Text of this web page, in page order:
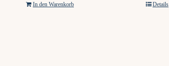
In den Warenkorb Details